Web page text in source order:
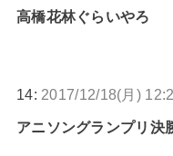
高橋花林ぐらいやろ
14: 2017/12/18(月)
アニソングランプリ決